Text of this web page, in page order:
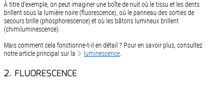
À titre d'exemple, on peut imaginer une boîte de nuit où le tissu et les dents
brillent sous la lumière noire (fluorescence), où le panneau des sorties de
secours brille (phosphorescence) et où les bâtons lumineux brillent
(chimiluminescence).
Mais comment cela fonctionne-t-il en détail ? Pour en savoir plus, consultez
notre article principal sur la
luminescence.
2. FLUORESCENCE